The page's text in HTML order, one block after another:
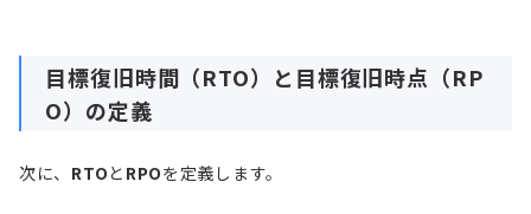
目標復旧時間（RTO）と目標復旧時点（RP
O）の定義
次に、 RTOと RPOを定義します。